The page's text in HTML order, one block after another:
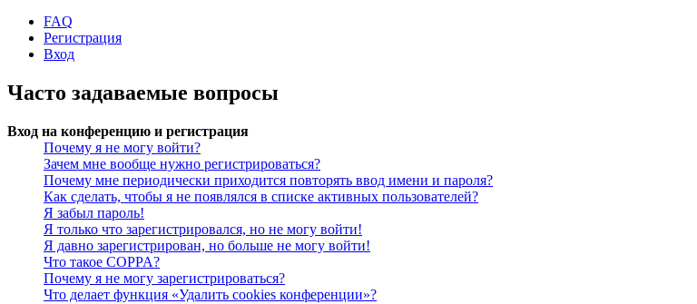
FAQ
Регистрация
Вход
Часто задаваемые вопросы
Вход на конференцию и регистрация
Почему я не могу войти?
Зачем мне вообще нужно регистрироваться?
Почему мне периодически приходится повторять ввод имени и пароля?
Как сделать, чтобы я не появлялся в списке активных пользователей?
Я забыл пароль!
Я только что зарегистрировался, но не могу войти!
Я давно зарегистрирован, но больше не могу войти!
Что такое COPPA?
Почему я не могу зарегистрироваться?
Что делает функция «Удалить cookies конференции»?